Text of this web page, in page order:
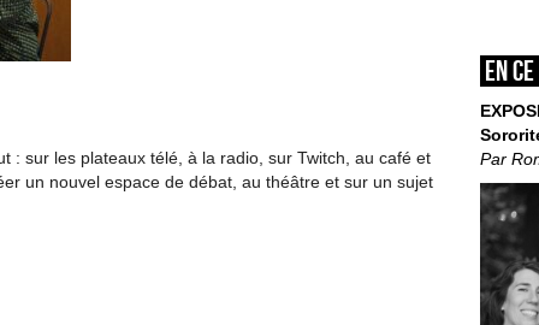
: sur les plateaux télé, à la radio, sur Twitch, au café et
un nouvel espace de débat, au théâtre et sur un sujet
En
Par